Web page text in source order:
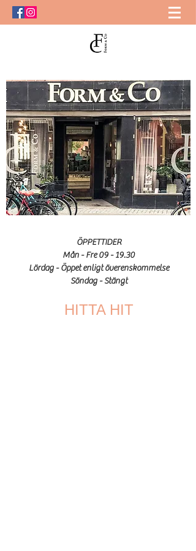
ÖPPETTIDER
Mån - Fre09 - 19.30
Lördag - Öppet enligtöverenskommelse
Söndag - Stängt
HITTA HIT